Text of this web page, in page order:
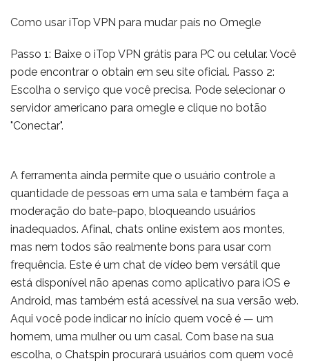
Como usar iTop VPN para mudar país no Omegle
Passo 1: Baixe o iTop VPN grátis para PC ou celular. Você
pode encontrar o obtain em seu site oficial. Passo 2:
Escolha o serviço que você precisa. Pode selecionar o
servidor americano para omegle e clique no botão
"Conectar".
A ferramenta ainda permite que o usuário controle a
quantidade de pessoas em uma sala e também faça a
moderação do bate-papo, bloqueando usuários
inadequados. Afinal, chats online existem aos montes,
mas nem todos são realmente bons para usar com
frequência. Este é um chat de vídeo bem versátil que
está disponível não apenas como aplicativo para iOS e
Android, mas também está acessível na sua versão web.
Aqui você pode indicar no início quem você é — um
homem, uma mulher ou um casal. Com base na sua
escolha, o Chatspin procurará usuários com quem você